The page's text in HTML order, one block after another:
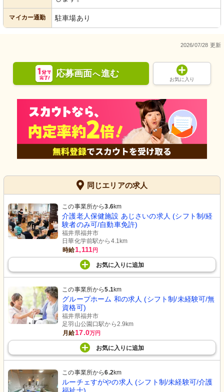
マイカー通勤 駐車場あり
2026/07/28 更新
応募画面へ進む
お気に入り
同じエリアの求人
この事業所から3.6km
介護老人保健施設 あじさいの求人 (シフト制/経
験者のみ可/自動車免許)
福井県福井市
日華化学前駅から4.1km
時給1,111円
お気に入り に追加
この事業所から5.1km
グループホーム 和の求人 (シフト制/未経験可/無
資格可)
福井県福井市
足羽山公園口駅から2.9km
月給17.0万円
お気に入り に追加
この事業所から6.2km
ルーチェすがやの求人 (シフト制/未経験可/介護